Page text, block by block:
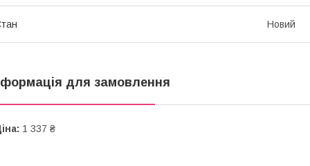
Новий
для замовлення
1 337 ₴